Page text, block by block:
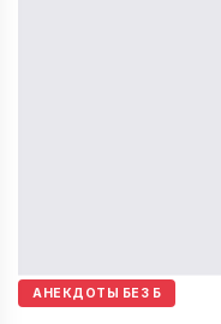
АНЕКДОТЫ БЕЗ Б